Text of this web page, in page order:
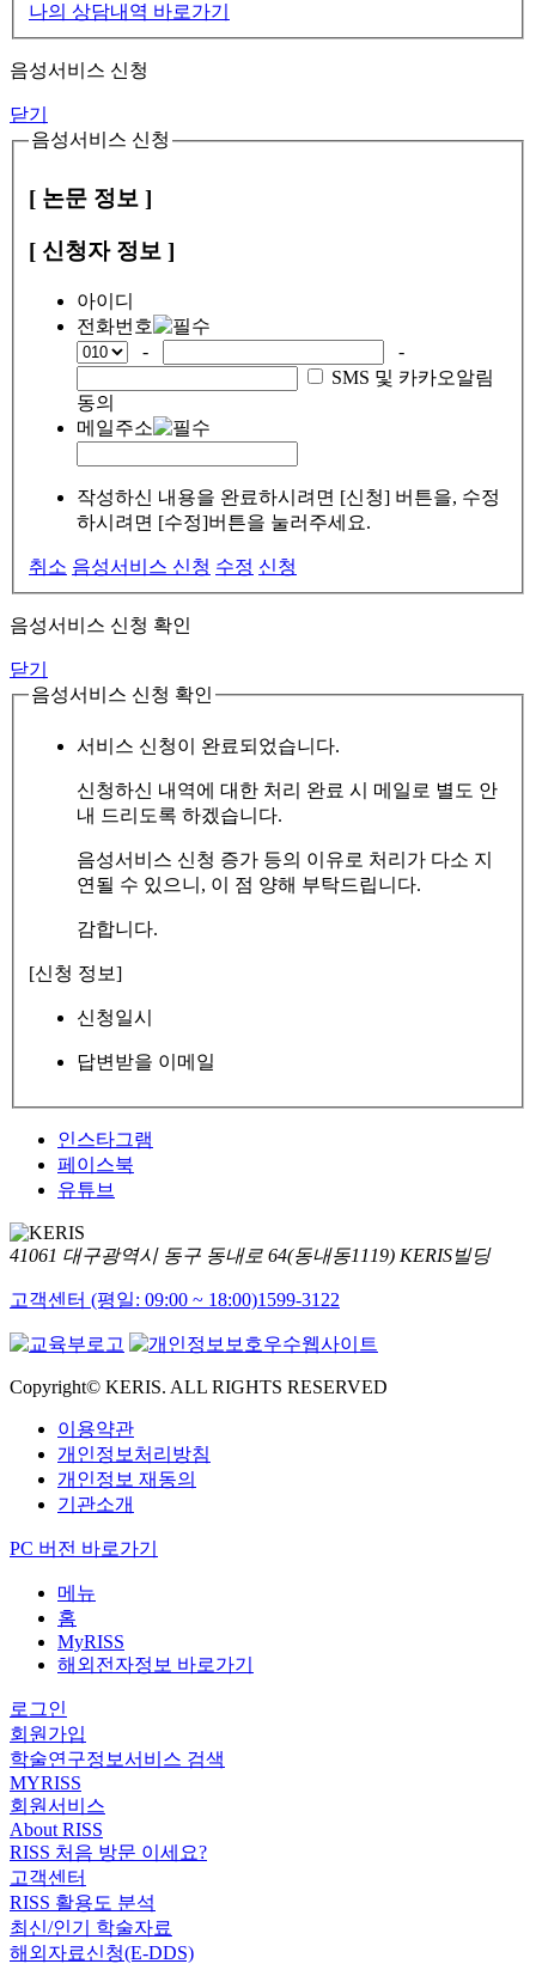
나의 상담내역 바로가기
음성서비스 신청
닫기
음성서비스 신청
[ 논문 정보 ]
[ 신청자 정보 ]
아이디
전화번호
-
-
SMS 및 카카오알림
동의
메일주소
작성하신 내용을 완료하시려면 [신청] 버튼을, 수정
하시려면 [수정]버튼을 눌러주세요.
취소 음성서비스 신청 수정 신청
음성서비스 신청 확인
닫기
음성서비스 신청 확인
서비스 신청이 완료되었습니다.
신청하신 내역에 대한 처리 완료 시 메일로 별도 안
내 드리도록 하겠습니다.
음성서비스 신청 증가 등의 이유로 처리가 다소 지
연될 수 있으니, 이 점 양해 부탁드립니다.
감합니다.
[신청 정보]
신청일시
답변받을 이메일
인스타그램
페이스북
유튜브
41061 대구광역시 동구 동내로 64(동내동1119) KERIS빌딩
고객센터 (평일: 09:00 ~ 18:00)1599-3122
Copyright© KERIS. ALL RIGHTS RESERVED
이용약관
개인정보처리방침
개인정보 재동의
기관소개
PC 버전 바로가기
메뉴
홈
MyRISS
해외전자정보 바로가기
로그인
회원가입
학술연구정보서비스 검색
MYRISS
회원서비스
About RISS
RISS 처음 방문 이세요?
고객센터
RISS 활용도 분석
최신/인기 학술자료
해외자료신청(E-DDS)